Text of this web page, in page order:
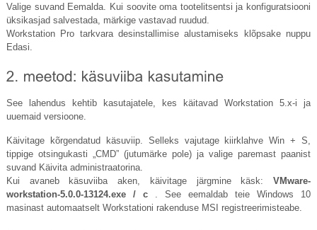
Valige suvand Eemalda. Kui soovite oma tootelitsentsi ja konfiguratsiooni
üksikasjad salvestada, märkige vastavad ruudud.
Workstation Pro tarkvara desinstallimise alustamiseks klõpsake nuppu
Edasi.
See lahendus kehtib kasutajatele, kes käitavad Workstation 5.x-i ja
uuemaid versioone.
Käivitage kõrgendatud käsuviip. Selleks vajutage kiirklahve Win + S,
tippige otsingukasti „CMD” (jutumärke pole) ja valige paremast paanist
suvand Käivita administraatorina.
Kui avaneb käsuviiba aken, käivitage järgmine käsk:VMware-
workstation-5.0.0-13124.exe / c. See eemaldab teie Windows 10
masinast automaatselt Workstationi rakenduse MSI registreerimisteabe.